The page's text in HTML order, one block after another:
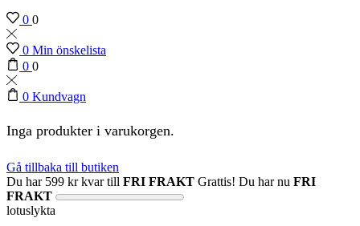
0 0
0 Min önskelista
0 0
0 Kundvagn
Inga produkter i varukorgen.
Gå tillbaka till butiken
Du har 599 krkvar till FRI FRAKT Grattis! Du har nu FRI
FRAKT
lotuslykta